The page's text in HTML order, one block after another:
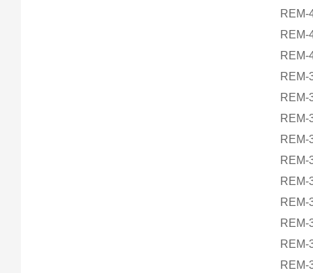
REM-
REM-
REM-
REM-
REM-
REM-
REM-
REM-
REM-
REM-
REM-
REM-
REM-